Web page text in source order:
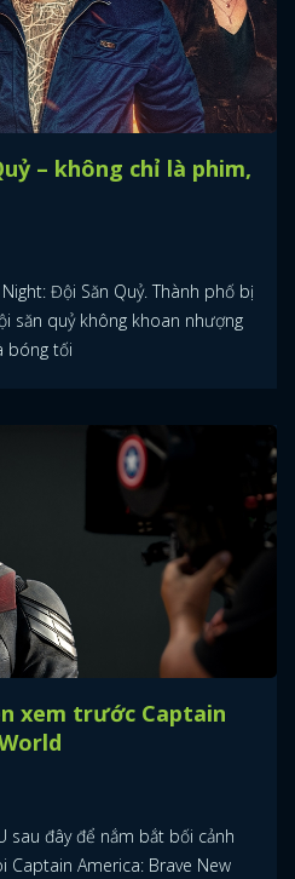
– không chỉ là phim,
Đội Săn Quỷ. Thành phố bị
săn quỷ không khoan nhượng
bóng tối
xem trước Captain
sau đây để nắm bắt bối cảnh
America: Brave New